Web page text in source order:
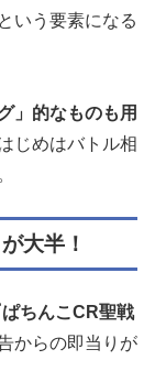
いう要素になる
」的なものも用
じめはバトル相
大半！
ぱちんこCR聖戦
からの即当りが